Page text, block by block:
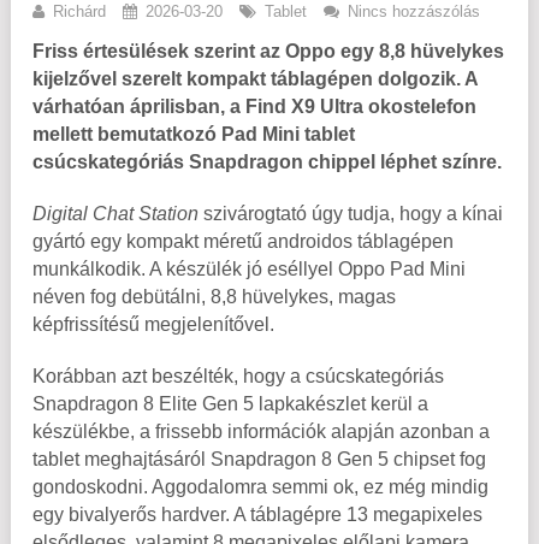
Richárd 2026-03-20 Tablet Nincs hozzászólás
Friss értesülések szerint az Oppo egy 8,8 hüvelykes
kijelzővel szerelt kompakt táblagépen dolgozik. A
várhatóan áprilisban, a Find X9 Ultra okostelefon
mellett bemutatkozó Pad Mini tablet
csúcskategóriás Snapdragon chippel léphet színre.
Digital Chat Station szivárogtató úgy tudja, hogy a kínai
gyártó egy kompakt méretű androidos táblagépen
munkálkodik. A készülék jó eséllyel Oppo Pad Mini
néven fog debütálni, 8,8 hüvelykes, magas
képfrissítésű megjelenítővel.
Korábban azt beszélték, hogy a csúcskategóriás
Snapdragon 8 Elite Gen 5 lapkakészlet kerül a
készülékbe, a frissebb információk alapján azonban a
tablet meghajtásáról Snapdragon 8 Gen 5 chipset fog
gondoskodni. Aggodalomra semmi ok, ez még mindig
egy bivalyerős hardver. A táblagépre 13 megapixeles